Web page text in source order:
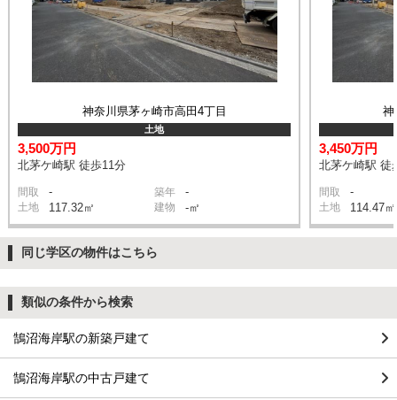
神奈川県茅ヶ崎市高田4丁目
土地
3,500万円
北茅ケ崎駅 徒歩11分
間取 - 築年 -
土地 117.32㎡ 建物 -㎡
神
3,450万円
北茅ケ崎駅 徒
間取 -
土地 114.47㎡
同じ学区の物件はこちら
類似の条件から検索
鵠沼海岸駅の新築戸建て
鵠沼海岸駅の中古戸建て